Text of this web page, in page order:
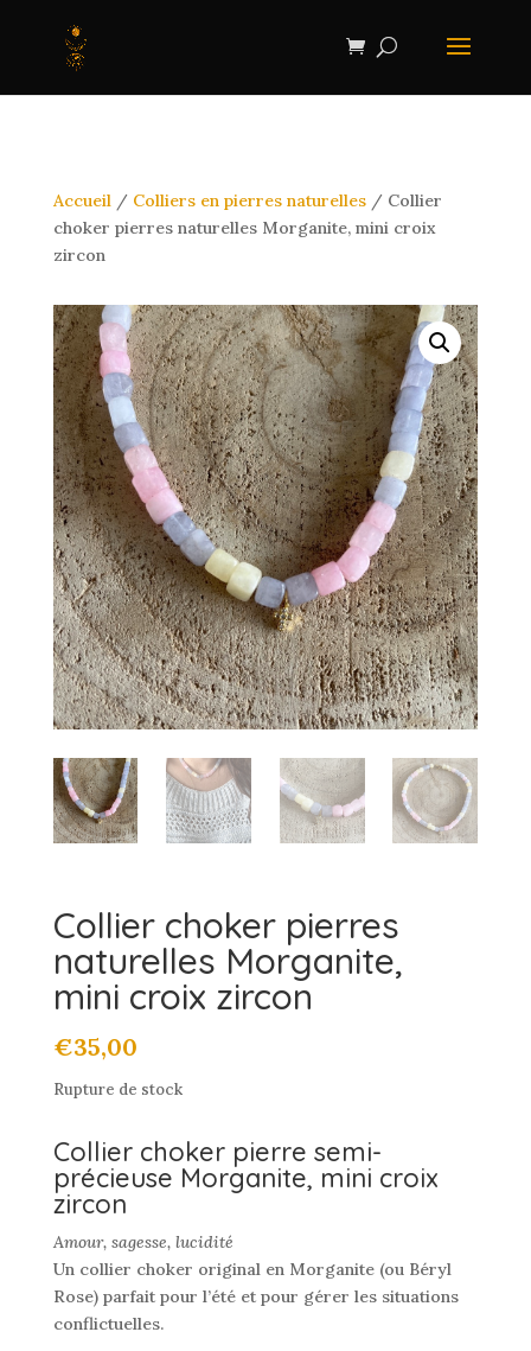
Accueil/ Colliers en pierres naturelles/ Collier
choker pierres naturelles Morganite, mini croix
zircon
Collier choker pierres
naturelles Morganite,
mini croix zircon
€35,00
Rupture de stock
Collier choker pierre semi-
précieuse Morganite, mini croix
zircon
Amour, sagesse, lucidité
Un collier choker original en Morganite (ou Béryl
Rose) parfait pour l’été et pour gérer les situations
conflictuelles.